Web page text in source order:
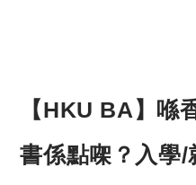
【HKU BA】喺
書係點㗎？入學/